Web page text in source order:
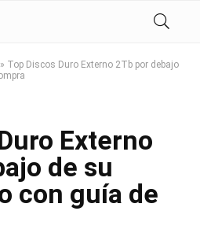
» Top Discos Duro Externo 2Tb por debajo
Externo
de su
con guía de